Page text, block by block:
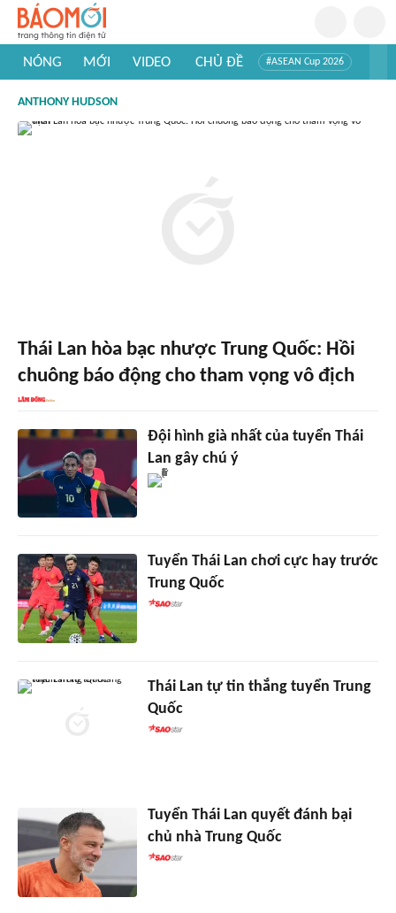
NÓNG MỚI VIDEO CHỦ ĐỀ #ASEAN Cup 2026
#Khám phá thế giới
ANTHONY HUDSON
Thái Lan hòa bạc nhược Trung Quốc: Hồi
chuông báo động cho tham vọng vô địch
Đội hình già nhất của tuyển Thái
Lan gây chú ý
Tuyển Thái Lan chơi cực hay trước
Trung Quốc
Thái Lan tự tin thắng tuyển Trung
Quốc
Tuyển Thái Lan quyết đánh bại
chủ nhà Trung Quốc